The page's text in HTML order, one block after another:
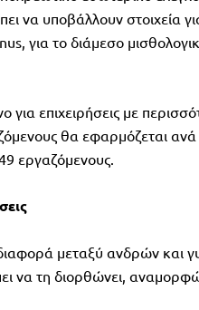
να υποβάλλουν στοιχεία
για το διάμεσο
επιχειρήσεις με
θα εφαρμόζεται
εργαζόμενους.
μεταξύ ανδρών και
να τη διορθώνει,